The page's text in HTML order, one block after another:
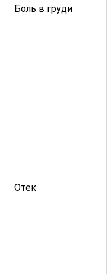
Боль в груди
Отек